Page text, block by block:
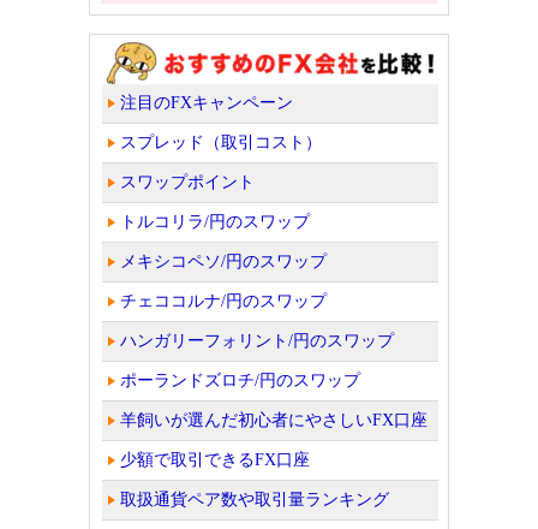
注目のFXキャンペーン
スプレッド（取引コスト）
スワップポイント
トルコリラ/円のスワップ
メキシコペソ/円のスワップ
チェココルナ/円のスワップ
ハンガリーフォリント/円のスワップ
ポーランドズロチ/円のスワップ
羊飼いが選んだ初心者にやさしいFX口座
少額で取引できるFX口座
取扱通貨ペア数や取引量ランキング